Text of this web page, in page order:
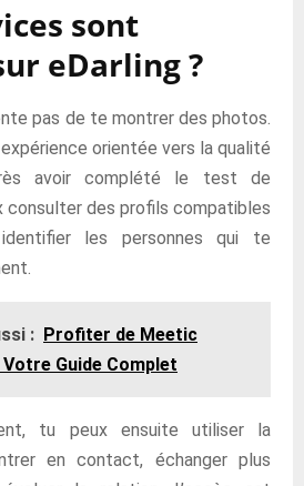
sont
eDarling ?
pas de te montrer des photos.
orientée vers la qualité
avoir complété le test de
consulter des profils compatibles
les personnes qui te
: Profiter de Meetic
Guide Complet
tu peux ensuite utiliser la
en contact, échanger plus